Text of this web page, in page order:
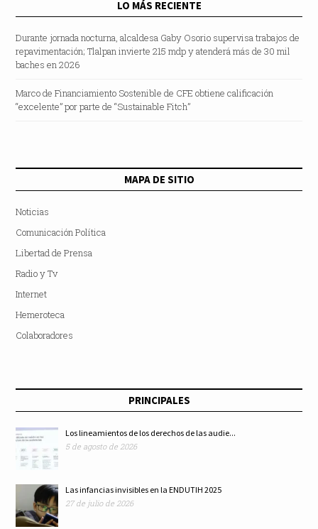
LO MÁS RECIENTE
Durante jornada nocturna, alcaldesa Gaby Osorio supervisa trabajos de
repavimentación; Tlalpan invierte 215 mdp y atenderá más de 30 mil
baches en 2026
Marco de Financiamiento Sostenible de CFE obtiene calificación
“excelente” por parte de “Sustainable Fitch”
MAPA DE SITIO
Noticias
Comunicación Política
Libertad de Prensa
Radio y Tv
Internet
Hemeroteca
Colaboradores
PRINCIPALES
Los lineamientos de los derechos de las audie...
5 de agosto de 2026
Las infancias invisibles en la ENDUTIH 2025
27 de julio de 2026